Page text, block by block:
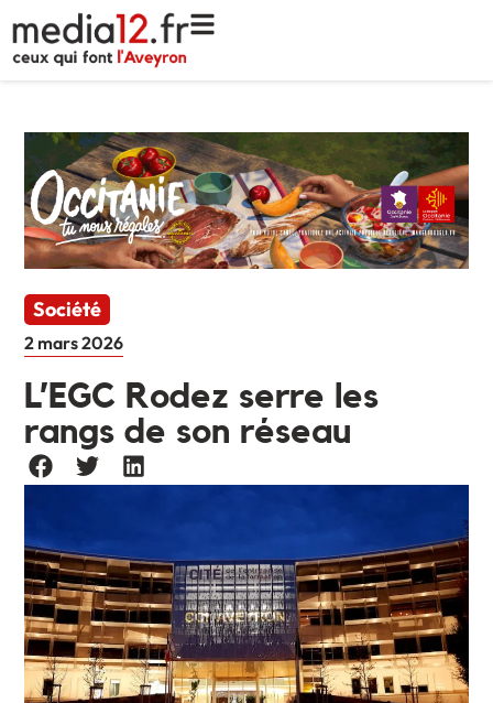
Société
2 mars 2026
L’EGC Rodez serre les
rangs de son réseau